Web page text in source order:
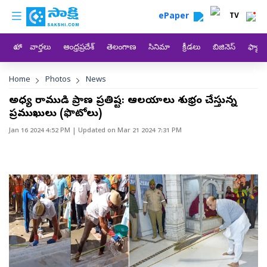
Skip to main content
custom menu ePaper TV
హోం వార్తలు ఆంధ్రప్రదేశ్ తెలంగాణ సినిమా క్రీడలు బిజినెస్
Breadcrumb
Home Photos News
అయోధ్య రాముడి ప్రాణ ప్రతిష్ట: ఆలయాలు శుభ్రం చేస్తున్న
ప్రముఖులు (ఫొటోలు)
Jan 16 2024 4:52 PM | Updated on Mar 21 2024 7:31 PM